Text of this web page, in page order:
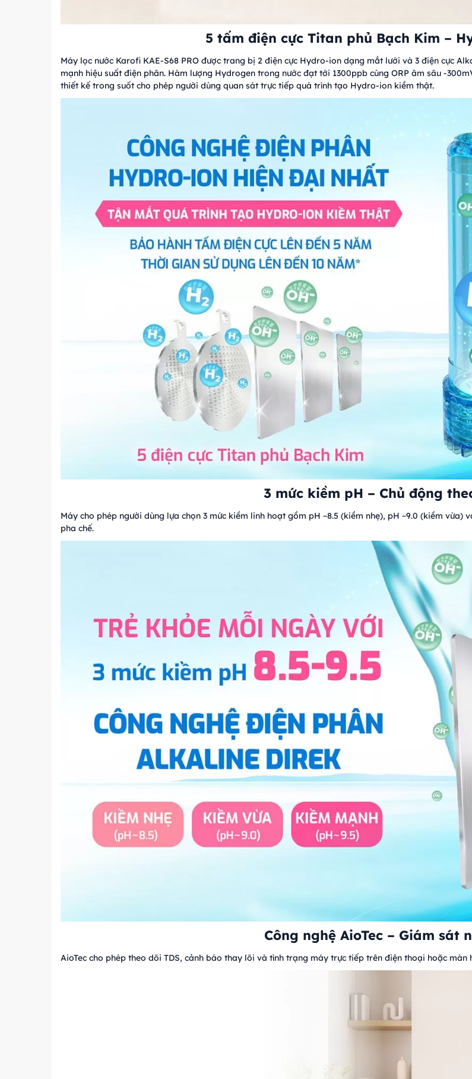
5 tấm điện cực Titan phủ Bạch Kim –
Máy lọc nước Karofi KAE-S68 PRO được trang bị 2 điện cực Hydro-ion dạng mắt lưới và 3 điện cực
mạnh hiệu suất điện phân. Hàm lượng Hydrogen trong nước đạt tới 1300ppb cùng ORP âm sâu -
thiết kế trong suốt cho phép người dùng quan sát trực tiếp quá trình tạo Hydro-ion kiềm thật.
3 mức kiềm pH – Chủ động
Máy cho phép người dùng lựa chọn 3 mức kiềm linh hoạt gồm pH ~8.5 (kiềm nhẹ), pH ~9.0 (kiềm vừa)
pha chế.
Công nghệ AioTec – Giám sát
AioTec cho phép theo dõi TDS, cảnh báo thay lõi và tình trạng máy trực tiếp trên điện thoại hoặc